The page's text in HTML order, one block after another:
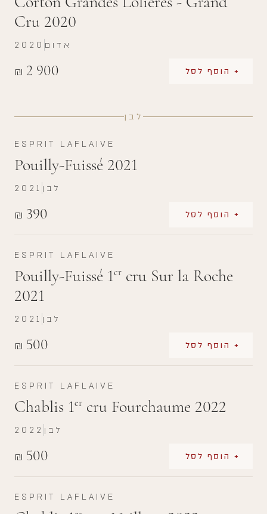
Cru 2020
₪ 2 900 + הוסף לסל
2020 אדום
לבן
ESPRIT LAFLAIVE
Pouilly-Fuissé 2021
₪ 390 + הוסף לסל
2021 לבן
ESPRIT LAFLAIVE
Pouilly-Fuissé 1er cru Sur la Roche
2021
₪ 500 + הוסף לסל
2021 לבן
ESPRIT LAFLAIVE
Chablis 1er cru Fourchaume 2022
₪ 500 + הוסף לסל
2022 לבן
ESPRIT LAFLAIVE